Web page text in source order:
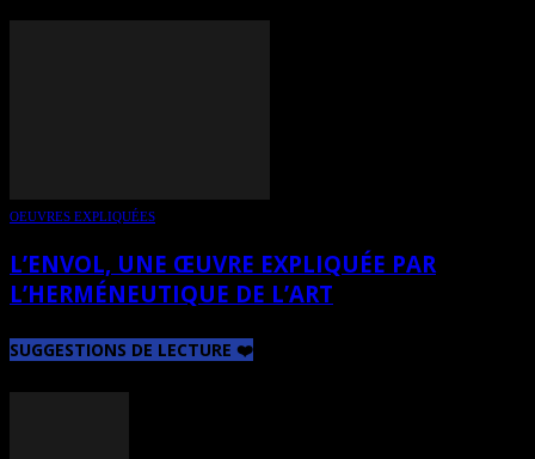
OEUVRES EXPLIQUÉES
L’ENVOL, UNE ŒUVRE EXPLIQUÉE PAR
L’HERMÉNEUTIQUE DE L’ART
SUGGESTIONS DE LECTURE ❤️